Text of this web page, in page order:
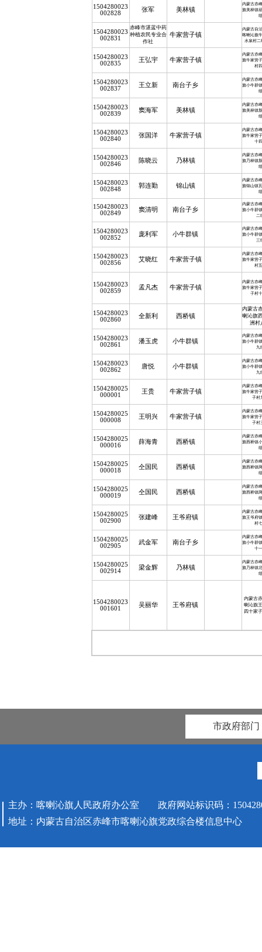
1504280023
002828
张军 美林镇
内蒙古赤
旗美林镇
组
1504280023
002831
赤峰市湛蓝中药
种植农民专业合
作社
牛家营子镇
内蒙古自
喀喇沁旗
水泉村二
1504280023
002835
王弘宇 牛家营子镇
内蒙古赤
旗牛家营
村
1504280023
002837
王立新 南台子乡
内蒙古赤
旗小牛群
组
1504280023
002839
窦海军 美林镇
内蒙古赤
旗美林镇
组
1504280023
002840
张国洋 牛家营子镇
内蒙古赤
旗牛家营
十
1504280023
002846
陈晓云 乃林镇
内蒙古赤
旗乃林镇
组
1504280023
002848
郭连勤 锦山镇
内蒙古赤
旗锦山镇
组
1504280023
002849
窦清明 南台子乡
内蒙古赤
旗小牛群
二
1504280023
002852
庞利军 小牛群镇
内蒙古赤
旗小牛群
三
1504280023
002856
艾晓红 牛家营子镇
内蒙古赤
旗牛家营
村
1504280023
002859
孟凡杰 牛家营子镇
内蒙古赤
旗牛家营
子村
1504280023
002860
全新利 西桥镇
内蒙古
喇沁旗
洲村
1504280023
002861
潘玉虎 小牛群镇
内蒙古赤
旗小牛群
九
1504280023
002862
唐悦 小牛群镇
内蒙古赤
旗小牛群
九
1504280025
000001
王贵 牛家营子镇
内蒙古赤
旗牛家营
子村
1504280025
000008
王明兴 牛家营子镇
内蒙古赤
旗牛家营
子村
1504280025
000016
薛海青 西桥镇
内蒙古赤
旗西桥镇
组
1504280025
000018
仝国民 西桥镇
内蒙古赤
旗西桥镇
组
1504280025
000019
仝国民 西桥镇
内蒙古赤
旗西桥镇
组
1504280025
002900
张建峰 王爷府镇
内蒙古赤
旗王爷府
村
1504280025
002905
武金军 南台子乡
内蒙古赤
旗小牛群
十
1504280025
002914
梁金辉 乃林镇
内蒙古赤
旗乃林镇
组
1504280023
001601
吴丽华 王爷府镇
内蒙古
喇沁旗
四十家
市政府部门
主办：喀喇沁旗人民政府办公室 政府网站标识码：
地址：内蒙古自治区赤峰市喀喇沁旗党政综合楼信息中心